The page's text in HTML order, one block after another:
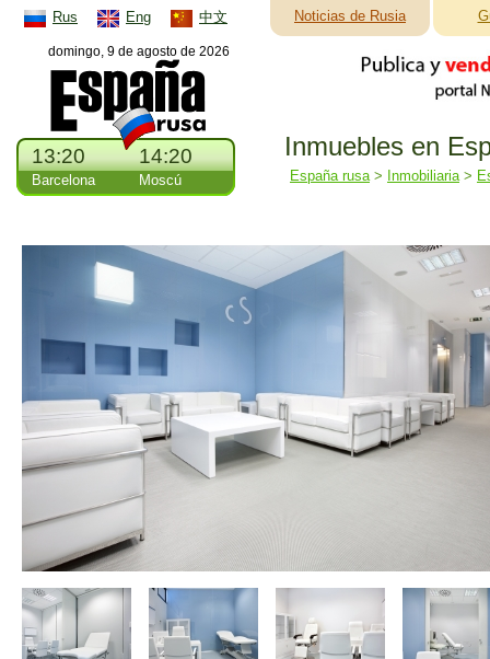
Rus Eng 中文 Noticias de Rusia
domingo, 9 de agosto de 2026
13:20
Barcelona
14:20
Moscú
Inmuebles en
España rusa> Inmobiliaria>